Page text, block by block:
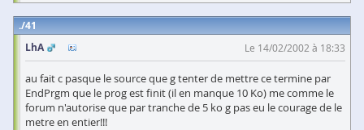
41
LhA
Le 14/02/2002 à 18:33
au fait c pasque le source que g tenter de mettre ce termine par
EndPrgm que le prog est finit (il en manque 10 Ko) me comme le
forum n'autorise que par tranche de 5 ko g pas eu le courage de le
metre en entier!!!